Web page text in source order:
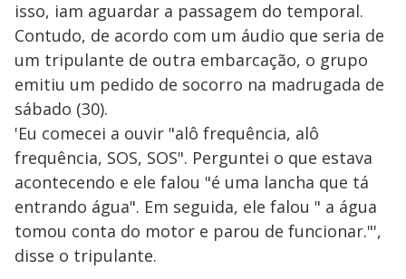
isso, iam aguardar a passagem do temporal.
Contudo, de acordo com um áudio que seria de
um tripulante de outra embarcação, o grupo
emitiu um pedido de socorro na madrugada de
sábado (30).
'Eu comecei a ouvir "alô frequência, alô
frequência, SOS, SOS". Perguntei o que estava
acontecendo e ele falou "é uma lancha que tá
entrando água". Em seguida, ele falou " a água
tomou conta do motor e parou de funcionar."',
disse o tripulante.